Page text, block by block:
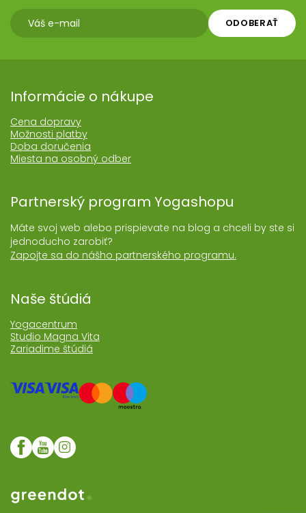
ODOBERAŤ
Informácie o nákupe
Cena dopravy
Možnosti platby
Doba doručenia
Miesta na osobný odber
Partnerský program Yogashopu
Máte svoj web alebo prispievate na blog a chceli by ste si
jednoducho zarobiť?
Zapojte sa do nášho partnerského programu.
Naše štúdiá
Yogacentrum
Studio Magna Vita
Zariadime štúdiá
Web realizoval Greendot